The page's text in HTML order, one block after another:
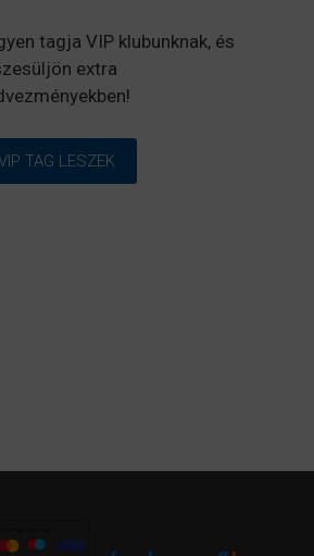
tagja VIP klubunknak, és
extra
TAG LESZEK